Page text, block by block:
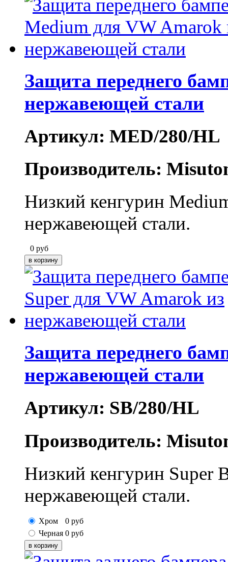
Защита переднего
нержавеющей стали
Артикул: MED/280/HL
Производитель:
Низкий кенгурин
нержавеющей стали.
0 руб
Защита переднего
нержавеющей стали
Артикул: SB/280/HL
Производитель:
Низкий кенгурин Super
нержавеющей стали.
Хром 0 руб
Черная 0 руб